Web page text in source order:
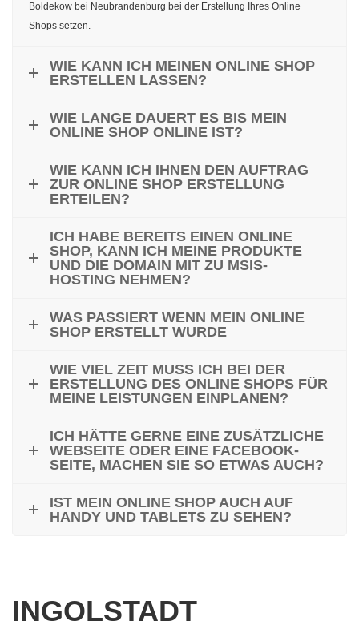
Boldekow bei Neubrandenburg bei der Erstellung Ihres Online
Shops setzen.
WIE KANN ICH MEINEN ONLINE SHOP
ERSTELLEN LASSEN?
WIE LANGE DAUERT ES BIS MEIN
ONLINE SHOP ONLINE IST?
WIE KANN ICH IHNEN DEN AUFTRAG
ZUR ONLINE SHOP ERSTELLUNG
ERTEILEN?
ICH HABE BEREITS EINEN ONLINE
SHOP, KANN ICH MEINE PRODUKTE
UND DIE DOMAIN MIT ZU MSIS-
HOSTING NEHMEN?
WAS PASSIERT WENN MEIN ONLINE
SHOP ERSTELLT WURDE
WIE VIEL ZEIT MUSS ICH BEI DER
ERSTELLUNG DES ONLINE SHOPS FÜR
MEINE LEISTUNGEN EINPLANEN?
ICH HÄTTE GERNE EINE ZUSÄTZLICHE
WEBSEITE ODER EINE FACEBOOK-
SEITE, MACHEN SIE SO ETWAS AUCH?
IST MEIN ONLINE SHOP AUCH AUF
HANDY UND TABLETS ZU SEHEN?
INGOLSTADT